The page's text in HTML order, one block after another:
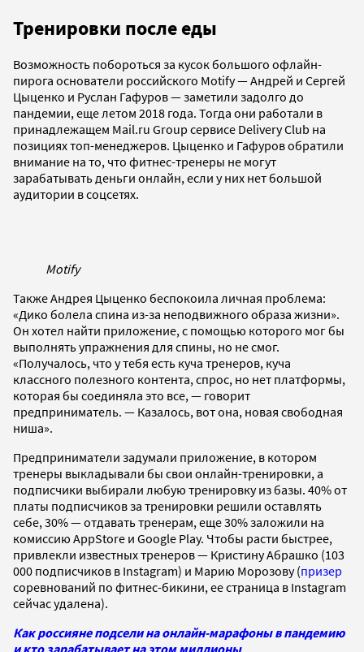
Тренировки после еды
Возможность побороться за кусок большого офлайн-
пирога основатели российского Motify — Андрей и Сергей
Цыценко и Руслан Гафуров — заметили задолго до
пандемии, еще летом 2018 года. Тогда они работали в
принадлежащем Mail.ru Group сервисе Delivery Club на
позициях топ-менеджеров. Цыценко и Гафуров обратили
внимание на то, что фитнес-тренеры не могут
зарабатывать деньги онлайн, если у них нет большой
аудитории в соцсетях.
Motify
Также Андрея Цыценко беспокоила личная проблема:
«Дико болела спина из-за неподвижного образа жизни».
Он хотел найти приложение, с помощью которого мог бы
выполнять упражнения для спины, но не смог.
«Получалось, что у тебя есть куча тренеров, куча
классного полезного контента, спрос, но нет платформы,
которая бы соединяла это все, — говорит
предприниматель. — Казалось, вот она, новая свободная
ниша».
Предприниматели задумали приложение, в котором
тренеры выкладывали бы свои онлайн-тренировки, а
подписчики выбирали любую тренировку из базы. 40% от
платы подписчиков за тренировки решили оставлять
себе, 30% — отдавать тренерам, еще 30% заложили на
комиссию AppStore и Google Play. Чтобы расти быстрее,
привлекли известных тренеров — Кристину Абрашко (103
000 подписчиков в Instagram) и Марию Морозову (призер
соревнований по фитнес-бикини, ее страница в Instagram
сейчас удалена).
Как россияне подсели на онлайн-марафоны в пандемию